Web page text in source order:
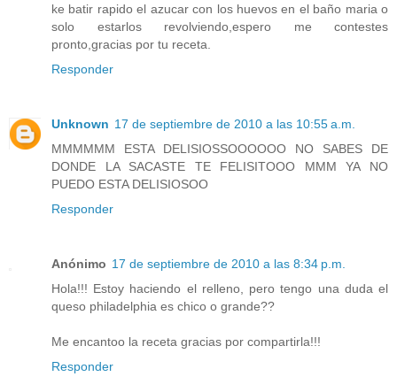
ke batir rapido el azucar con los huevos en el baño maria o
solo estarlos revolviendo,espero me contestes
pronto,gracias por tu receta.
Responder
Unknown 17 de septiembre de 2010 a las 10:55 a.m.
MMMMMM ESTA DELISIOSSOOOOOO NO SABES DE
DONDE LA SACASTE TE FELISITOOO MMM YA NO
PUEDO ESTA DELISIOSOO
Responder
Anónimo 17 de septiembre de 2010 a las 8:34 p.m.
Hola!!! Estoy haciendo el relleno, pero tengo una duda el
queso philadelphia es chico o grande??
Me encantoo la receta gracias por compartirla!!!
Responder